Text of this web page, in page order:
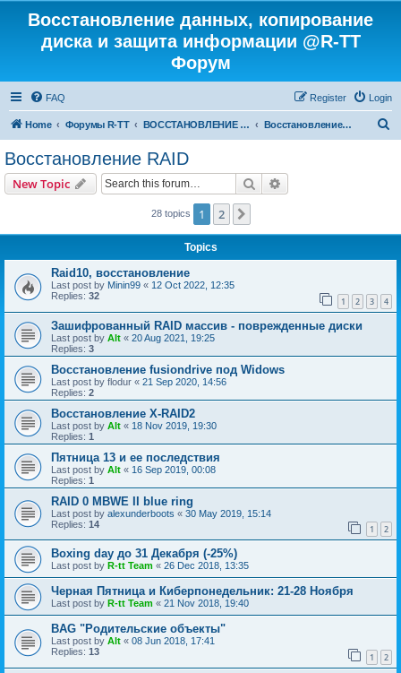
Восстановление данных, копирование
диска и защита информации @R-TT
Форум
FAQ Login
Register
Home Форумы R-TT ВОССТАНОВЛЕНИЕ ДАННЫХ И УДАЛЕННЫХ ФАЙЛОВ Восстановление RAID
Восстановление RAID
New Topic Search
28 topics 1 2
Topics
Raid10, восстановление
Last post by Minin99 « 12 Oct 2022, 12:35
Replies: 32 1 2 3 4
Зашифрованный RAID массив - поврежденные диски
Last post by Alt « 20 Aug 2021, 19:25
Replies: 3
Восстановление fusiondrive под Widows
Last post by flodur « 21 Sep 2020, 14:56
Replies: 2
Восстановление X-RAID2
Last post by Alt « 18 Nov 2019, 19:30
Replies: 1
Пятница 13 и ее последствия
Last post by Alt « 16 Sep 2019, 00:08
Replies: 1
RAID 0 MBWE II blue ring
Last post by alexunderboots « 30 May 2019, 15:14
Replies: 14 1 2
Boxing day до 31 Декабря (-25%)
Last post by R-tt Team « 26 Dec 2018, 13:35
Черная Пятница и Киберпонедельник: 21-28 Ноября
Last post by R-tt Team « 21 Nov 2018, 19:40
BAG "Родительские объекты"
Last post by Alt « 08 Jun 2018, 17:41
Replies: 13 1 2